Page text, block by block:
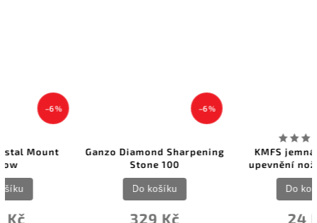
Ganzo Diamond Sharpening
KMFS jemná kůže pro
upevnění nože 6x3.5 cm